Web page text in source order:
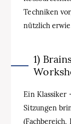
Techniken
nützlich
1)
Ein Klassiker
Sitzungen